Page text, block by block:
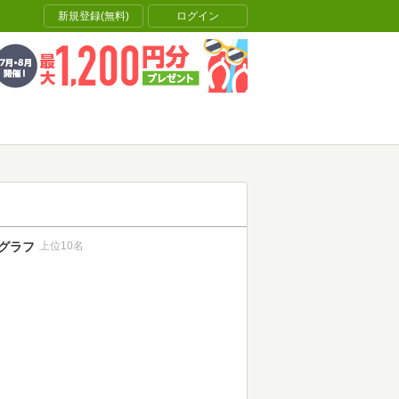
新規登録(無料) ログイン
ラフ 上位10名